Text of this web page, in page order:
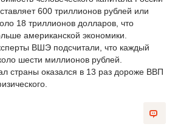
600 триллионов рублей или
18 триллионов долларов, что
американской экономики.
ВШЭ подсчитали, что каждый
шести миллионов рублей.
страны оказался в 13 раз дороже ВВП